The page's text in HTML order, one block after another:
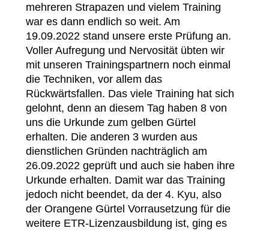
mehreren Strapazen und vielem Training
war es dann endlich so weit. Am
19.09.2022 stand unsere erste Prüfung an.
Voller Aufregung und Nervosität übten wir
mit unseren Trainingspartnern noch einmal
die Techniken, vor allem das
Rückwärtsfallen. Das viele Training hat sich
gelohnt, denn an diesem Tag haben 8 von
uns die Urkunde zum gelben Gürtel
erhalten. Die anderen 3 wurden aus
dienstlichen Gründen nachträglich am
26.09.2022 geprüft und auch sie haben ihre
Urkunde erhalten. Damit war das Training
jedoch nicht beendet, da der 4. Kyu, also
der Orangene Gürtel Vorrausetzung für die
weitere ETR-Lizenzausbildung ist, ging es